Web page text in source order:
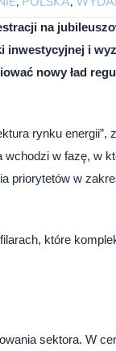
na
inwestycyjnej i
nowy ład
rynku
w fazę, w
priorytetów w
które
sektora. W